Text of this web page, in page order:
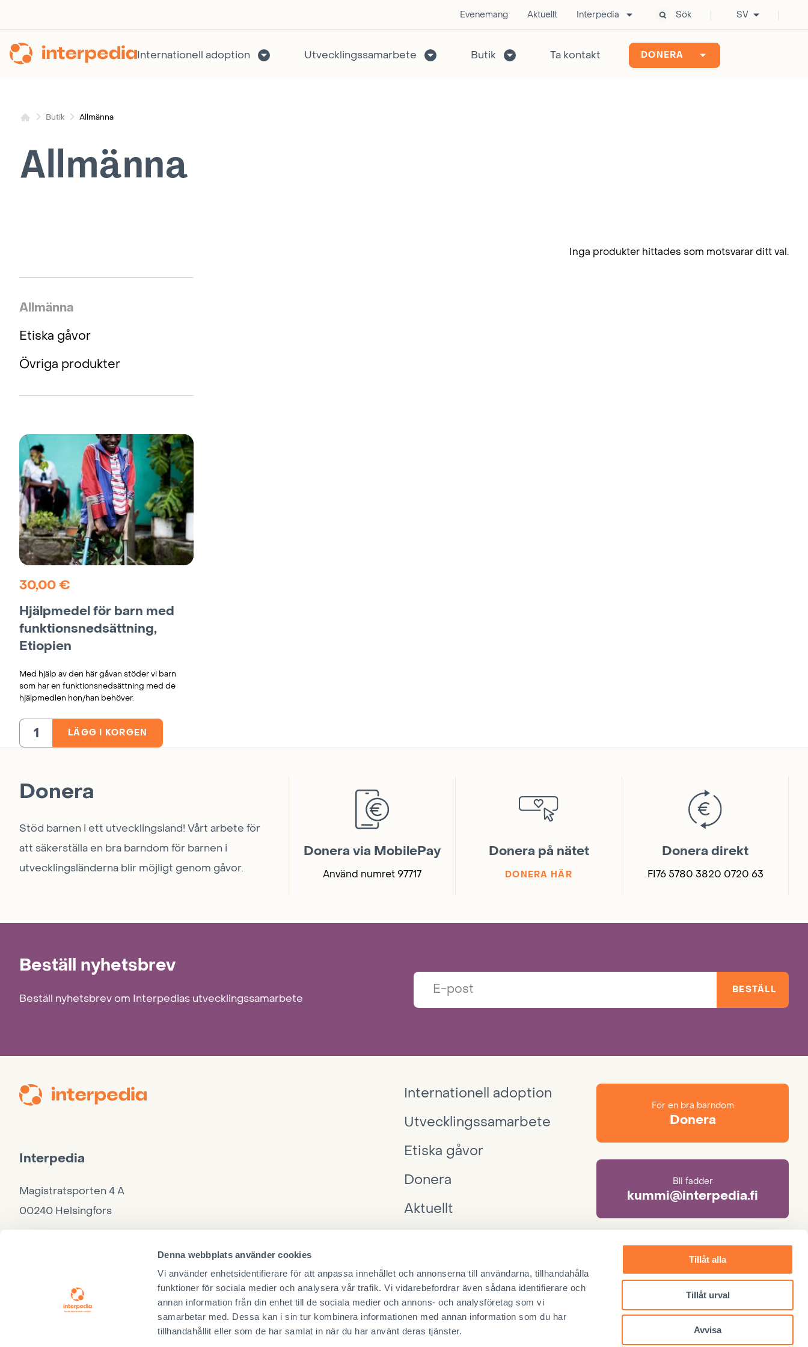
Denna webbplats använder cookies
Vi använder enhetsidentifierare för att anpassa innehållet och annonserna till användarna, tillhandahålla
funktioner för sociala medier och analysera vår trafik. Vi vidarebefordrar även sådana identifierare och
annan information från din enhet till de sociala medier och annons- och analysföretag som vi
samarbetar med. Dessa kan i sin tur kombinera informationen med annan information som du har
tillhandahållit eller som de har samlat in när du har använt deras tjänster.
Tillåt alla
Tillåt urval
Avvisa
Evenemang Aktuellt Interpedia Sök SV
Internationell adoption Utvecklingssamarbete Butik Ta kontakt DONERA
Butik Allmänna
Allmänna
Allmänna
Etiska gåvor
Övriga produkter
30,00€
Hjälpmedel för barn med
funktionsnedsättning,
Etiopien
Med hjälp av den här gåvan stöder vi barn
som har en funktionsnedsättning med de
hjälpmedlen hon/han behöver.
HjälpmedelLÄGG I KORGEN
Inga produkter hittades som motsvarar ditt val.
Donera
Stöd barnen i ett utvecklingsland! Vårt arbete för
att säkerställa en bra barndom för barnen i
utvecklingsländerna blir möjligt genom gåvor.
Donera via MobilePay
Använd numret 97717
Donera på nätet
DONERA HÄR
Donera direkt
FI76 5780 3820 0720 63
Beställ nyhetsbrev
Beställ nyhetsbrev om Interpedias utvecklingssamarbete
BESTÄLL
Interpedia
Magistratsporten 4 A
00240 Helsingfors
Internationell adoption
Utvecklingssamarbete
Etiska gåvor
Donera
Aktuellt
Ta kontakt
För en bra barndom
Donera
Bli fadder
kummi@interpedia.fi
Mer information om adoption
adoptio@interpedia.fi